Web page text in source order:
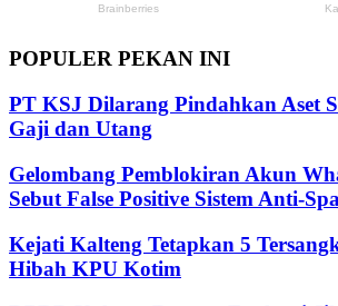
POPULER PEKAN INI
PT KSJ Dilarang Pindahkan Aset
Gaji dan Utang
Gelombang Pemblokiran Akun
Sebut False Positive Sistem Anti-
Kejati Kalteng Tetapkan 5
Hibah KPU Kotim